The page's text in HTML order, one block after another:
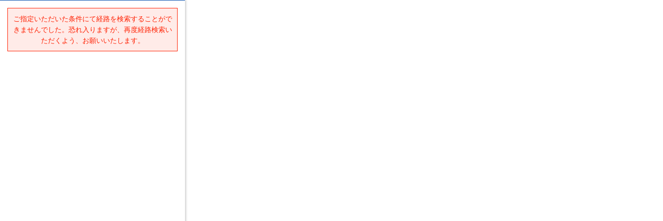
ご指定いただいた条件にて経路を検索することがで
きませんでした。恐れ入りますが、再度経路検索い
ただくよう、お願いいたします。